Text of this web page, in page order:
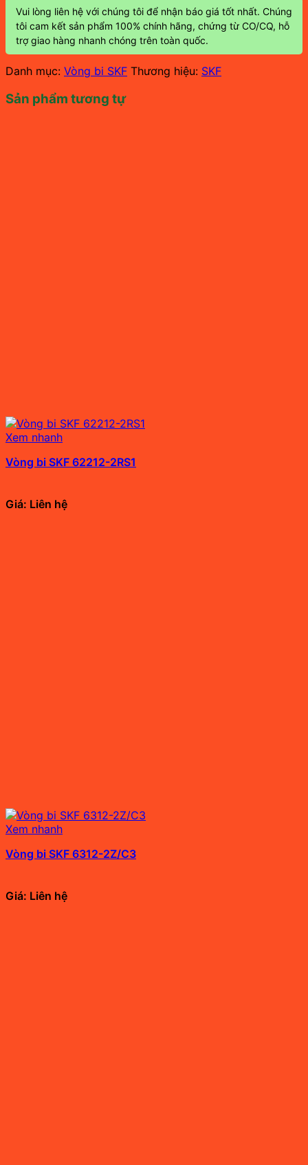
Vui lòng liên hệ với chúng tôi để nhận báo giá tốt nhất. Chúng
tôi cam kết sản phẩm 100% chính hãng, chứng từ CO/CQ, hỗ
trợ giao hàng nhanh chóng trên toàn quốc.
Danh mục: Vòng bi SKF Thương hiệu: SKF
Sản phẩm tương tự
Xem nhanh
Vòng bi SKF 62212-2RS1
Giá: Liên hệ
Xem nhanh
Vòng bi SKF 6312-2Z/C3
Giá: Liên hệ